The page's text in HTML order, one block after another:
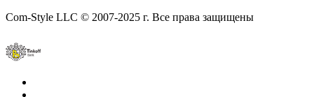
Com-Style LLC © 2007-2025 г. Все права защищены